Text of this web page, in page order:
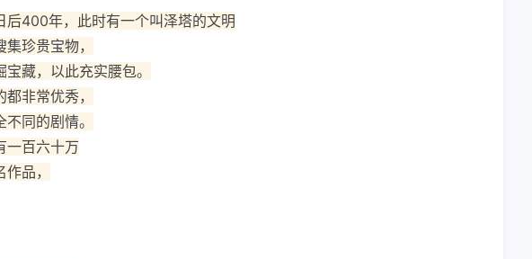
后400年，此时有一个叫泽塔的文明
珍贵宝物，
藏，以此充实腰包。
非常优秀，
同的剧情。
一百六十万
品，